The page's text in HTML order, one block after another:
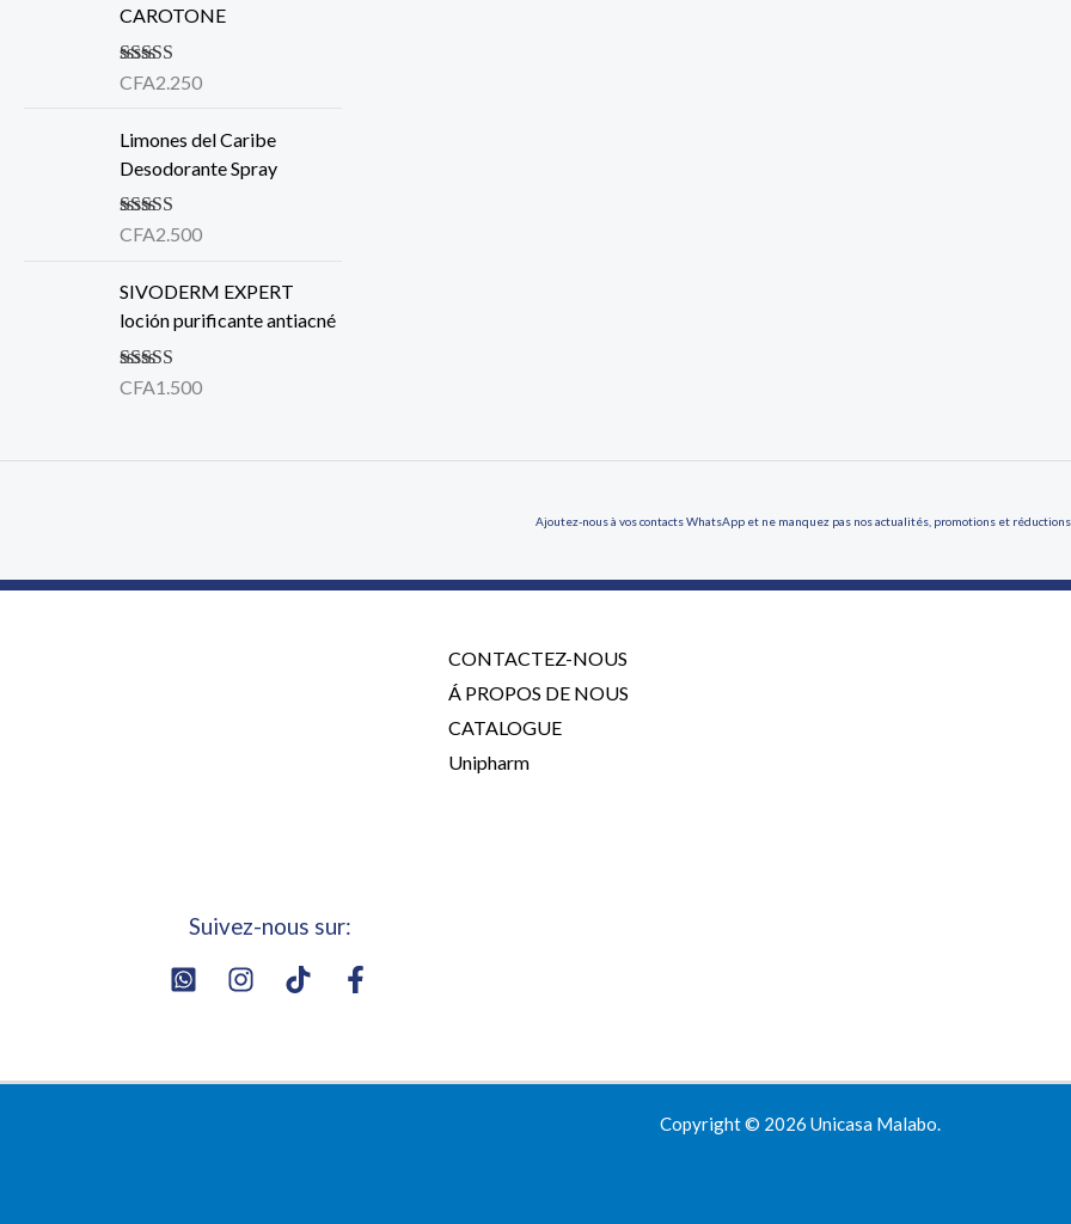
CAROTONE
Note5.00sur
CFA2.250
Limones del Caribe
Desodorante Spray
Note5.00sur
CFA2.500
SIVODERM EXPERT
loción purificante antiacné
Note4.00
CFA1.500
Ajoutez-nous à vos contacts WhatsApp et ne manquez pas nos actualités, promotions et réductions
Suivez-nous sur:
CONTACTEZ-NOUS
Á PROPOS DE NOUS
CATALOGUE
Unipharm
Copyright © 2026 Unicasa Malabo.